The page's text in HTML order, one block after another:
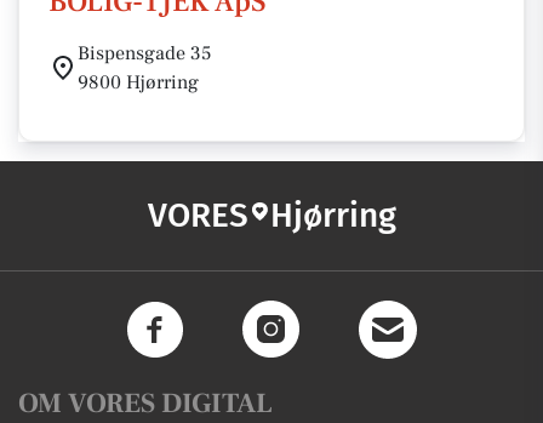
Bispensgade 35
9800 Hjørring
VORES Hjørring
OM VORES DIGITAL